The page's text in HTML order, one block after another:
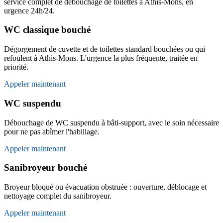
urgence 24h/24.
WC classique bouché
Dégorgement de cuvette et de toilettes standard bouchées ou qui
refoulent à Athis-Mons. L'urgence la plus fréquente, traitée en
priorité.
Appeler maintenant
WC suspendu
Débouchage de WC suspendu à bâti-support, avec le soin nécessaire
pour ne pas abîmer l'habillage.
Appeler maintenant
Sanibroyeur bouché
Broyeur bloqué ou évacuation obstruée : ouverture, déblocage et
nettoyage complet du sanibroyeur.
Appeler maintenant